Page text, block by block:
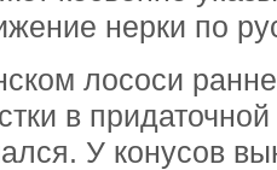
нерки по
лососи
в
У конусов